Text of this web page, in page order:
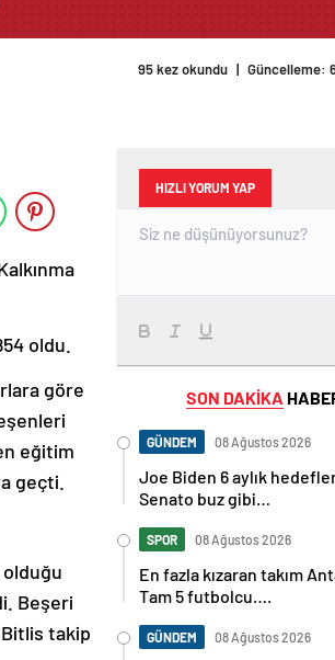
95 kez okundu | Güncelleme:
oldu.
göre
eğitim
geçti.
olduğu
Beşeri
Bitlis takip
HIZLI YORUM YAP
SON DAKİKA
GÜNDEM 08 Ağustos 2026
Joe Biden 6 aylık
Senato buz gibi…
SPOR 08 Ağustos 2026
En fazla kızaran takım
Tam 5 futbolcu….
GÜNDEM 08 Ağustos 2026